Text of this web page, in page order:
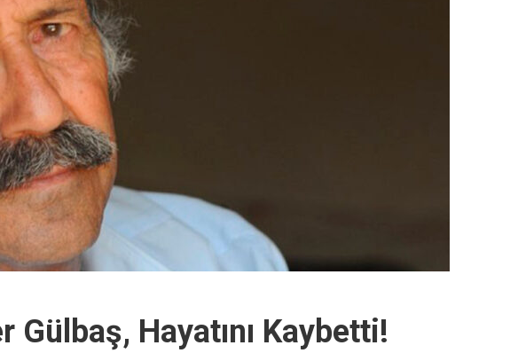
Gülbaş, Hayatını Kaybetti!